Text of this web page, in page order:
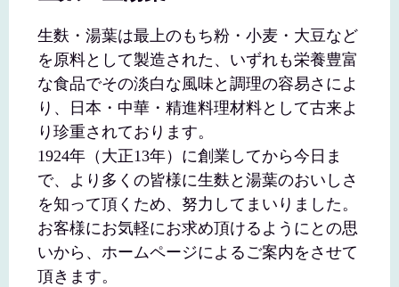
生麩・湯葉は最上のもち粉・小麦・大豆など
を原料として製造された、いずれも栄養豊富
な食品でその淡白な風味と調理の容易さによ
り、日本・中華・精進料理材料として古来よ
り珍重されております。
1924年（大正13年）に創業してから今日ま
で、より多くの皆様に生麩と湯葉のおいしさ
を知って頂くため、努力してまいりました。
お客様にお気軽にお求め頂けるようにとの思
いから、ホームページによるご案内をさせて
頂きます。